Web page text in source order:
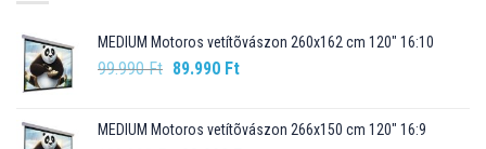
MEDIUM Motoros vetítõvászon 260x162 cm 120" 16:10
99.990Ft Original
99.990 Ft.
89.990 FtCurrent
89.990 Ft.
MEDIUM Motoros vetítõvászon 266x150 cm 120" 16:9